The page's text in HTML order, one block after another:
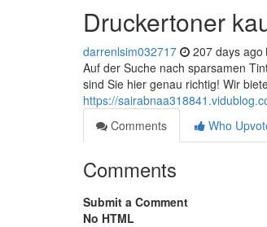
Druckertoner
darrenlsim032717 207 days ago
Auf der Suche nach sparsamen
sind Sie hier genau richtig! Wir
https://
Comments
Who
Comments
Submit a Comment
No HTML